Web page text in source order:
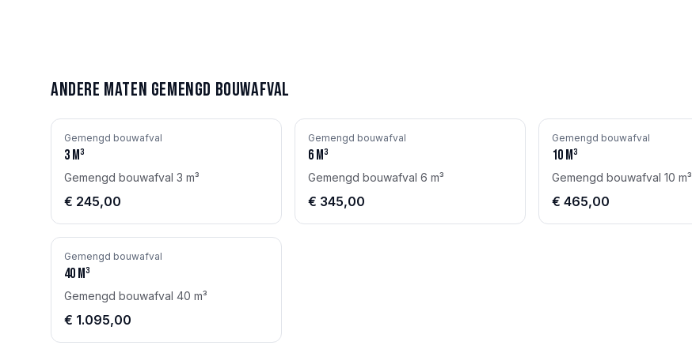
Andere maten Gemengd bouwafval
Gemengd bouwafval
3m³
Gemengd bouwafval 3 m³
€ 245,00
Gemengd bouwafval
6m³
Gemengd bouwafval 6 m³
€ 345,00
Gemengd bouwafval
10m³
Gemengd bouwafval 10 m³
€ 465,00
Gemengd bouwafval
40m³
Gemengd bouwafval 40 m³
€ 1.095,00